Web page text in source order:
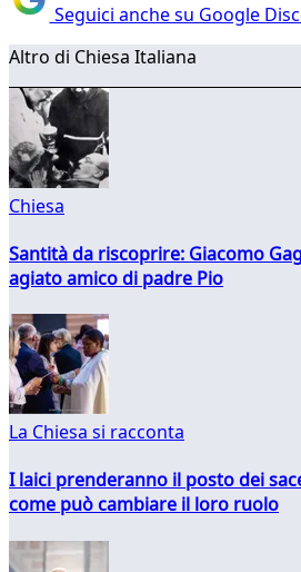
Seguici anche su Google
Altro di Chiesa Italiana
Chiesa
Santità da riscoprire: Giacomo
agiato amico di padre Pio
La Chiesa si racconta
I laici prenderanno il posto dei
come può cambiare il loro ruolo